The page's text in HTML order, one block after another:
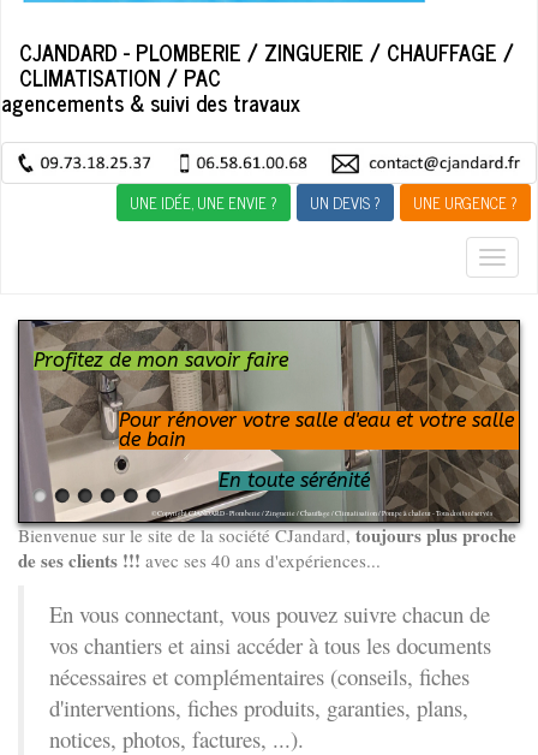
CJANDARD - PLOMBERIE / ZINGUERIE / CHAUFFAGE /
CLIMATISATION / PAC
agencements & suivi des travaux
UNE IDÉE, UNE ENVIE ? UN DEVIS ? UNE URGENCE ?
© Copyright CJANDARD - Plomberie / Zinguerie / Chauffage / Climatisation / Pompe à chaleur - Tous droits réservés
Profitez de mon savoir faire
Pour rénover votre salle d'eau et votre salle
de bain
En toute sérénité
Bienvenue sur le site de la société CJandard,toujours plus proche
de ses clients !!! avec ses 40 ans d'expériences...
En vous connectant, vous pouvez suivre chacun de
vos chantiers et ainsi accéder à tous les documents
nécessaires et complémentaires (conseils, fiches
d'interventions, fiches produits, garanties, plans,
notices, photos, factures, ...).